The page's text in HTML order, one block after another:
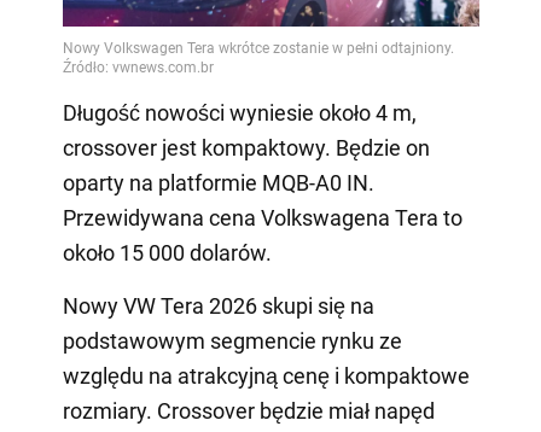
Długość nowości wyniesie około 4 m,
crossover jest kompaktowy. Będzie on
oparty na platformie MQB-A0 IN.
Przewidywana cena Volkswagena Tera to
około 15 000 dolarów.
Nowy VW Tera 2026 skupi się na
podstawowym segmencie rynku ze
względu na atrakcyjną cenę i kompaktowe
rozmiary. Crossover będzie miał napęd